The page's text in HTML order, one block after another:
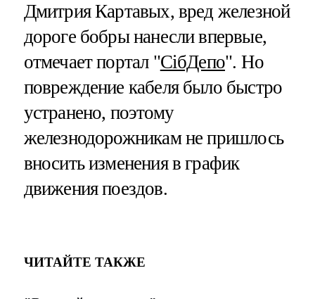
Дмитрия Картавых, вред железной
дороге бобры нанесли впервые,
отмечает портал "СiбДепо". Но
повреждение кабеля было быстро
устранено, поэтому
железнодорожникам не пришлось
вносить изменения в график
движения поездов.
ЧИТАЙТЕ ТАКЖЕ